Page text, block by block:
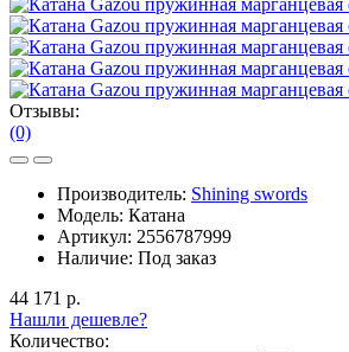
Отзывы:
(0)
Производитель: Shining swords
Модель: Катана
Артикул: 2556787999
Наличие: Под заказ
44 171 р.
Нашли дешевле?
Количество: